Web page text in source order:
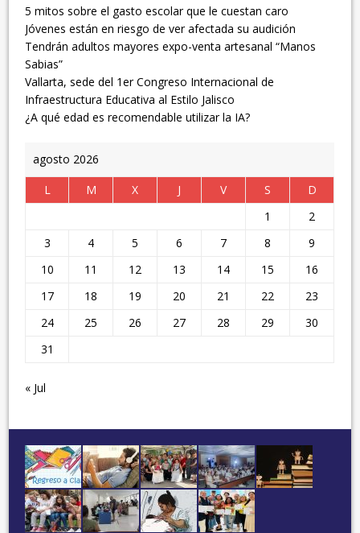
5 mitos sobre el gasto escolar que le cuestan caro
Jóvenes están en riesgo de ver afectada su audición
Tendrán adultos mayores expo-venta artesanal “Manos
Sabias”
Vallarta, sede del 1er Congreso Internacional de
Infraestructura Educativa al Estilo Jalisco
¿A qué edad es recomendable utilizar la IA?
agosto 2026
L
M X J V S
D
1
2
3
4 5 6 7 8
9
10
11 12 13 14 15
16
17
18 19 20 21 22
23
24
25 26 27 28 29
30
31
« Jul